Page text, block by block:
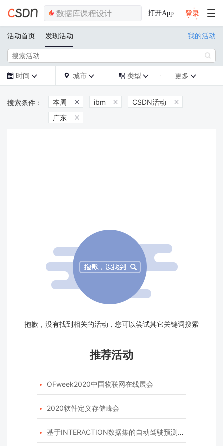
打开App
活动首页 发现活动 我的活动

 时间   城市   类型  更多 
本周  ibm  CSDN活动 
广东 
抱歉，没有找到相关的活动，您可以尝试其它关键词搜索
推荐活动
 OFweek2020中国物联网在线展会
 2020软件定义存储峰会
 基于INTERACTION数据集的自动驾驶预测模型挑战赛